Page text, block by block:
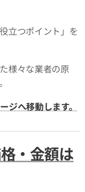
立つポイント」を
様々な業者の原
ジへ移動します。
・金額は